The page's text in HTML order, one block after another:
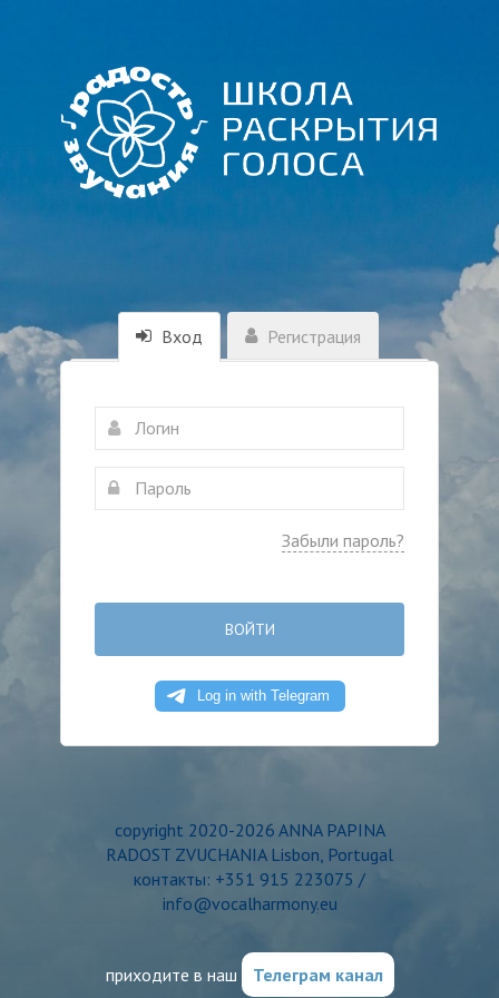
Вход Регистрация
Забыли пароль?
ВОЙТИ
copyright 2020-2026 ANNA PAPINA
RADOST ZVUCHANIA Lisbon, Portugal
контакты: +351 915 223075 /
info@vocalharmony.eu
приходите в наш Телеграм канал